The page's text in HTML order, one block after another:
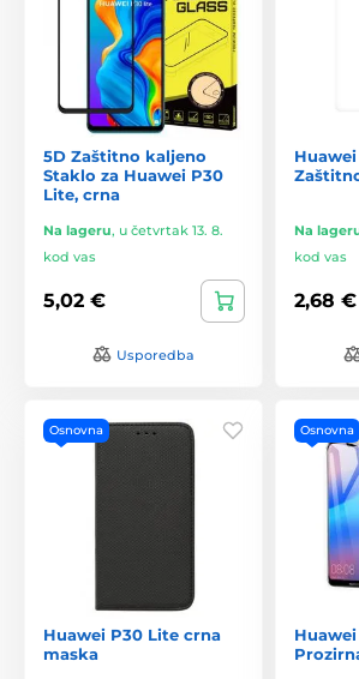
5D Zaštitno kaljeno
Staklo za Huawei P30
Lite, crna
Na lageru, u četvrtak 13. 8.
kod vas
5,02 €
Usporedba
Na
kod vas
2,68 €
Osnovna
Huawei P30 Lite crna
maska
Osnovna